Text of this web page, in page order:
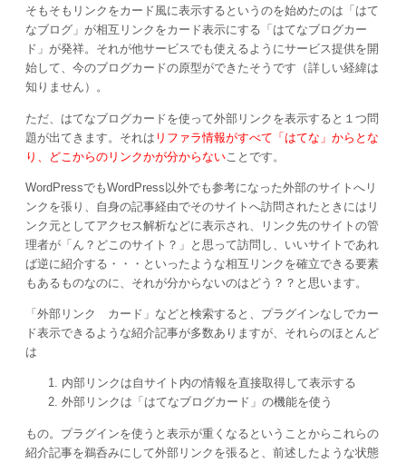
そもそもリンクをカード風に表示するというのを始めたのは「はて
なブログ」が相互リンクをカード表示にする「はてなブログカー
ド」が発祥。それが他サービスでも使えるようにサービス提供を開
始して、今のブログカードの原型ができたそうです（詳しい経緯は
知りません）。
ただ、はてなブログカードを使って外部リンクを表示すると１つ問
題が出てきます。それは リファラ情報がすべて「はてな」からとな
り、どこからのリンクかが分からない ことです。
WordPressでもWordPress以外でも参考になった外部のサイトへリ
ンクを張り、自身の記事経由でそのサイトへ訪問されたときにはリ
ンク元としてアクセス解析などに表示され、リンク先のサイトの管
理者が「ん？どこのサイト？」と思って訪問し、いいサイトであれ
ば逆に紹介する・・・といったような相互リンクを確立できる要素
もあるものなのに、それが分からないのはどう？？と思います。
「外部リンク カード」などと検索すると、プラグインなしでカー
ド表示できるような紹介記事が多数ありますが、それらのほとんど
は
内部リンクは自サイト内の情報を直接取得して表示する
外部リンクは「はてなブログカード」の機能を使う
もの。プラグインを使うと表示が重くなるということからこれらの
紹介記事を鵜呑みにして外部リンクを張ると、前述したような状態